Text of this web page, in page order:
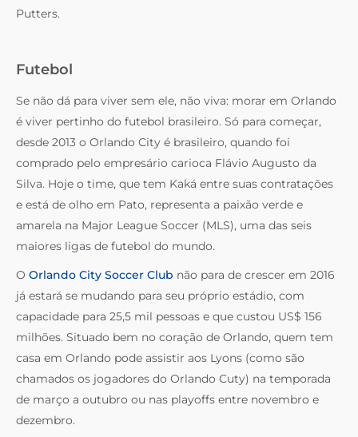
Putters.
Futebol
Se não dá para viver sem ele, não viva: morar em Orlando
é viver pertinho do futebol brasileiro. Só para começar,
desde 2013 o Orlando City é brasileiro, quando foi
comprado pelo empresário carioca Flávio Augusto da
Silva. Hoje o time, que tem Kaká entre suas contratações
e está de olho em Pato, representa a paixão verde e
amarela na Major League Soccer (MLS), uma das seis
maiores ligas de futebol do mundo.
O Orlando City Soccer Club não para de crescer em 2016
já estará se mudando para seu próprio estádio, com
capacidade para 25,5 mil pessoas e que custou US$ 156
milhões. Situado bem no coração de Orlando, quem tem
casa em Orlando pode assistir aos Lyons (como são
chamados os jogadores do Orlando Cuty) na temporada
de março a outubro ou nas playoffs entre novembro e
dezembro.